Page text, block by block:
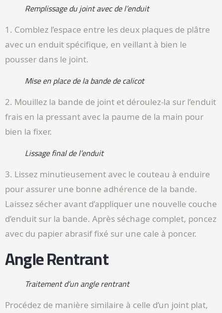
Remplissage du joint avec de l’enduit
1. Comblez l’espace entre les deux plaques de plâtre
avec un enduit spécifique, en veillant à bien le
pousser dans le joint.
Mise en place de la bande de calicot
2. Mouillez la bande de joint et déroulez-la sur l’enduit
frais en la pressant avec la paume de la main pour
bien la fixer.
Lissage final de l’enduit
3. Lissez minutieusement avec le couteau à enduire
pour assurer une bonne adhérence de la bande.
Laissez sécher avant d’appliquer une nouvelle couche
d’enduit sur la bande. Après séchage complet, poncez
avec du papier abrasif fixé sur une cale à poncer.
Angle Rentrant
Traitement d’un angle rentrant
Procédez de manière similaire à celle d’un joint plat,